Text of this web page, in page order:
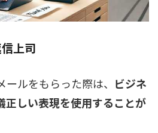
上司
ルをもらった際は、 ビジネ
正しい表現を使用することが